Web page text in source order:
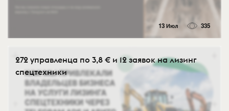
13 Июл 335
272 управленца по 3,8 € и 12 заявок на лизинг
спецтехники